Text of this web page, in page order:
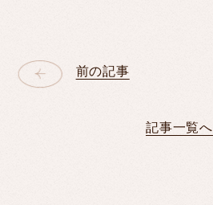
前の記事
記事一覧へ